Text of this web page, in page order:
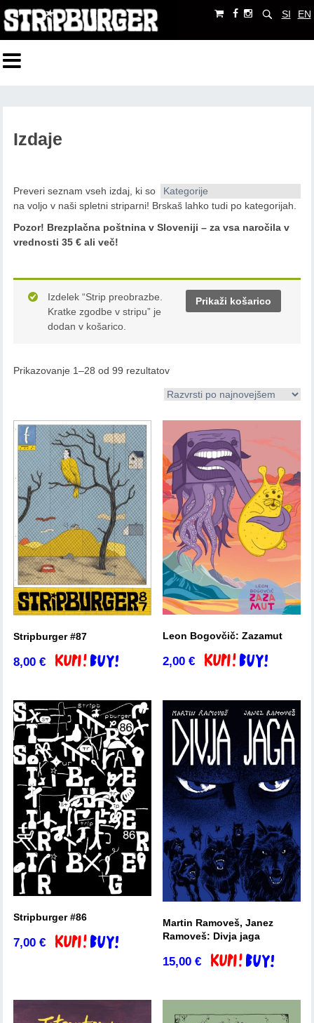
SI EN
Izdaje
Kategorije
Preveri seznam vseh izdaj, ki so
na voljo v naši spletni striparni! Brskaš lahko tudi po kategorijah.
Pozor! Brezplačna poštnina v Sloveniji – za vsa naročila v
vrednosti 35 € ali več!
Prikaži košarico
Izdelek “Strip preobrazbe.
Kratke zgodbe v stripu” je
dodan v košarico.
Prikazovanje 1–28 od 99 rezultatov
Stripburger #87
8,00€ Dodaj v košarico
Leon Bogovčič: Zazamut
2,00€ Dodaj v košarico
Stripburger #86
7,00€ Dodaj v košarico
Martin Ramoveš, Janez
Ramoveš: Divja jaga
15,00€ Dodaj v košarico